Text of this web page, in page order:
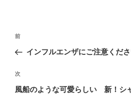
投
ナ
ビ
ゲ
前
の
稿
前
インフルエンザにご注意くだ
次
の
次
風船のような可愛らしい 新！シ